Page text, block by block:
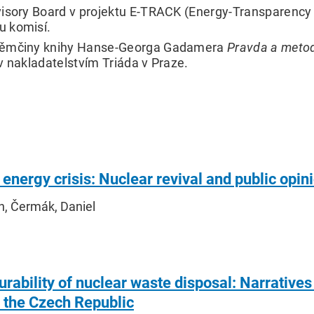
Board v projektu E-TRACK (Energy-
komisí.
knihy Hanse-Georga GadameraPravda a
nakladatelstvím Triáda v Praze.
crisis: Nuclear revival and public
Čermák, Daniel
of nuclear waste disposal:
Czech Republic